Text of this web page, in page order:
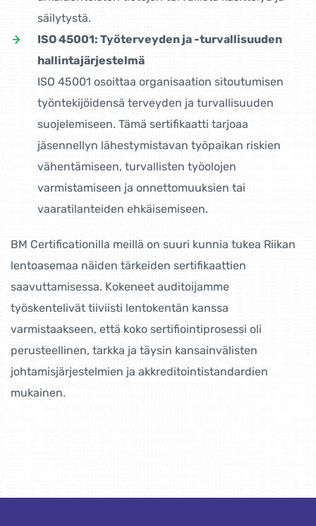
säilytystä.
ISO 45001: Työterveyden ja -turvallisuuden
hallintajärjestelmä
ISO 45001 osoittaa organisaation sitoutumisen
työntekijöidensä terveyden ja turvallisuuden
suojelemiseen. Tämä sertifikaatti tarjoaa
jäsennellyn lähestymistavan työpaikan riskien
vähentämiseen, turvallisten työolojen
varmistamiseen ja onnettomuuksien tai
vaaratilanteiden ehkäisemiseen.
BM Certificationilla meillä on suuri kunnia tukea Riikan
lentoasemaa näiden tärkeiden sertifikaattien
saavuttamisessa. Kokeneet auditoijamme
työskentelivät tiiviisti lentokentän kanssa
varmistaakseen, että koko sertifiointiprosessi oli
perusteellinen, tarkka ja täysin kansainvälisten
johtamisjärjestelmien ja akkreditointistandardien
mukainen.